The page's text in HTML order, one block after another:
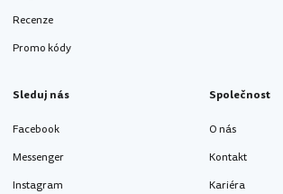
Recenze
Promo kódy
Sleduj nás
Facebook
Messenger
Instagram
Společnost
O nás
Kontakt
Kariéra